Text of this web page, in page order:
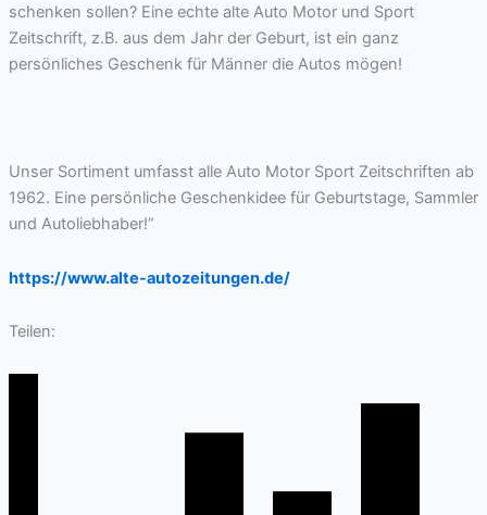
schenken sollen? Eine echte alte Auto Motor und Sport
Zeitschrift, z.B. aus dem Jahr der Geburt, ist ein ganz
persönliches Geschenk für Männer die Autos mögen!
Unser Sortiment umfasst alle Auto Motor Sport Zeitschriften ab
1962. Eine persönliche Geschenkidee für Geburtstage, Sammler
und Autoliebhaber!”
https://www.alte-autozeitungen.de/
Teilen: